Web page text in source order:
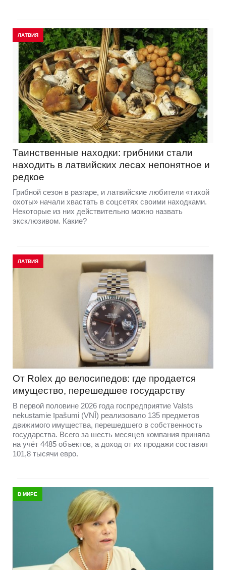
ЛАТВИЯ
Таинственные находки: грибники стали
находить в латвийских лесах непонятное и
редкое
Грибной сезон в разгаре, и латвийские любители «тихой
охоты» начали хвастать в соцсетях своими находками.
Некоторые из них действительно можно назвать
эксклюзивом. Какие?
ЛАТВИЯ
От Rolex до велосипедов: где продается
имущество, перешедшее государству
В первой половине 2026 года госпредприятие Valsts
nekustamie īpašumi (VNĪ) реализовало 135 предметов
движимого имущества, перешедшего в собственность
государства. Всего за шесть месяцев компания приняла
на учёт 4485 объектов, а доход от их продажи составил
101,8 тысячи евро.
В МИРЕ